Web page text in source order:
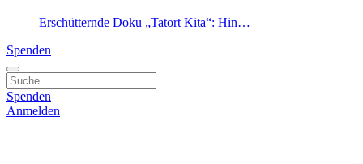
Erschütternde Doku „Tatort Kita“: Hin…
Spenden
Spenden
Anmelden